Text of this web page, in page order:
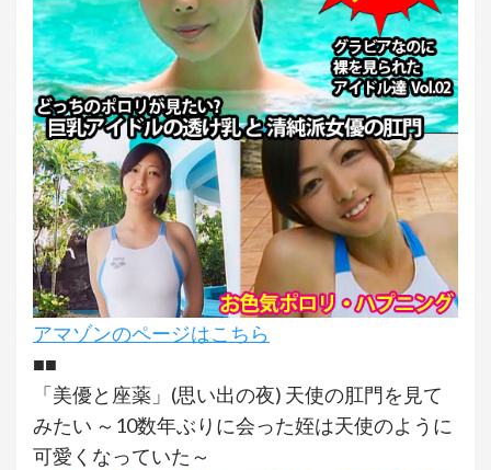
アマゾンのページはこちら
■■
「美優と座薬」(思い出の夜) 天使の肛門を見て
みたい ～10数年ぶりに会った姪は天使のように
可愛くなっていた～